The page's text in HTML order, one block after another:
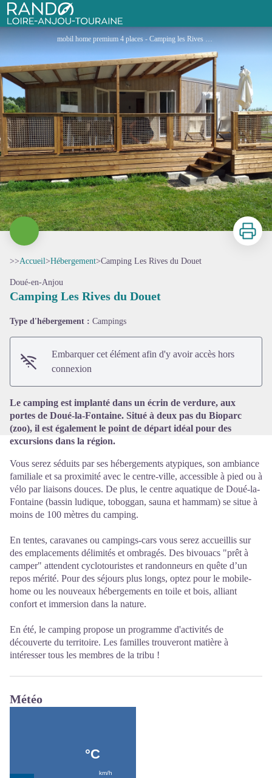
Rando Loire-Anjou-Touraine
Camping Les Rives du Douet
mobil home premium 4 places - Camping les Rives du Douet
Voir l'image en plein écran
Imprimer
>>Accueil>Hébergement>Camping Les Rives du Douet
Doué-en-Anjou
Camping Les Rives du Douet
Type d'hébergement : Campings
Embarquer cet élément afin d'y avoir accès hors
connexion
Le camping est implanté dans un écrin de verdure, aux
portes de Doué-la-Fontaine. Situé à deux pas du Bioparc
(zoo), il est également le point de départ idéal pour des
excursions dans la région.
Vous serez séduits par ses hébergements atypiques, son ambiance
familiale et sa proximité avec le centre-ville, accessible à pied ou à
vélo par liaisons douces. De plus, le centre aquatique de Doué-la-
Fontaine (bassin ludique, toboggan, sauna et hammam) se situe à
moins de 100 mètres du camping.
En tentes, caravanes ou campings-cars vous serez accueillis sur
des emplacements délimités et ombragés. Des bivouacs "prêt à
camper" attendent cyclotouristes et randonneurs en quête d’un
repos mérité. Pour des séjours plus longs, optez pour le mobile-
home ou les nouveaux hébergements en toile et bois, alliant
confort et immersion dans la nature.
En été, le camping propose un programme d'activités de
découverte du territoire. Les familles trouveront matière à
intéresser tous les membres de la tribu !
Météo